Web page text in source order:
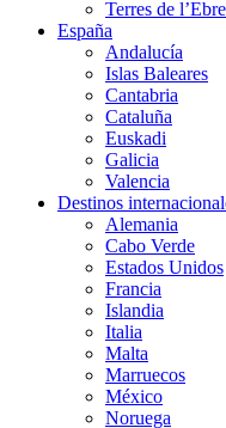
Terres de l’Ebre
España
Andalucía
Islas Baleares
Cantabria
Cataluña
Euskadi
Galicia
Valencia
Destinos
Alemania
Cabo Verde
Estados Unidos
Francia
Islandia
Italia
Malta
Marruecos
México
Noruega